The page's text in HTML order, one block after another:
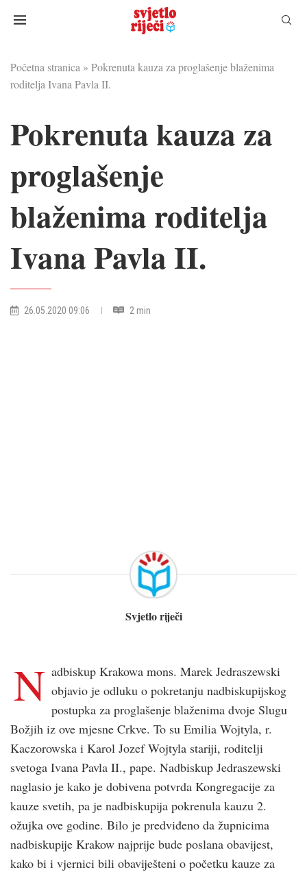
Početna stranica » Pokrenuta kauza za proglašenje blaženima
roditelja Ivana Pavla II.
Pokrenuta kauza za
proglašenje
blaženima roditelja
Ivana Pavla II.
26.05.2020 09:06 2 min
Svjetlo riječi
N adbiskup Krakowa mons. Marek Jedraszewski
objavio je odluku o pokretanju nadbiskupijskog
postupka za proglašenje blaženima dvoje Slugu
Božjih iz ove mjesne Crkve. To su Emilia Wojtyla, r.
Kaczorowska i Karol Jozef Wojtyla stariji, roditelji
svetoga Ivana Pavla II., pape. Nadbiskup Jedraszewski
naglasio je kako je dobivena potvrda Kongregacije za
kauze svetih, pa je nadbiskupija pokrenula kauzu 2.
ožujka ove godine. Bilo je predviđeno da župnicima
nadbiskupije Krakow najprije bude poslana obavijest,
kako bi i vjernici bili obaviješteni o početku kauze za